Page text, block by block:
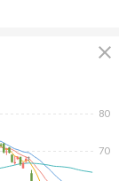
close
70
80